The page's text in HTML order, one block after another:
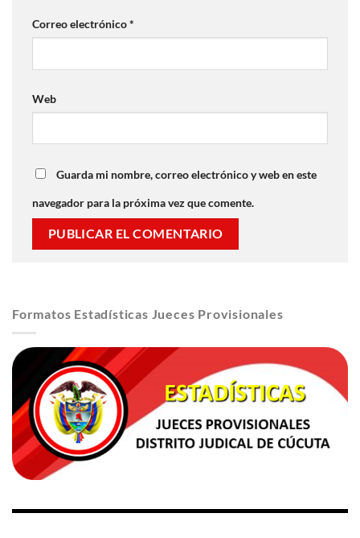
Correo electrónico*
Web
Guarda mi nombre, correo electrónico y web en este
navegador para la próxima vez que comente.
Formatos Estadísticas Jueces Provisionales